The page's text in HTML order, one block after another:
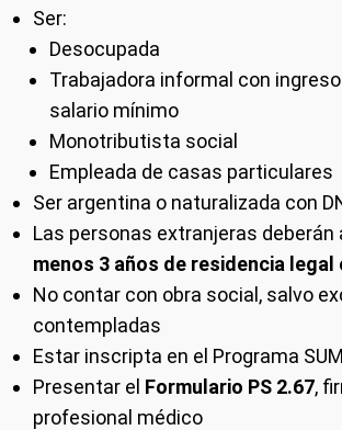
Ser:
Desocupada
Trabajadora informal con
salario mínimo
Monotributista social
Empleada de casas particulares
Ser argentina o naturalizada con
Las personas extranjeras deberán
menos 3 años de residencia legal
No contar con obra social, salvo
contempladas
Estar inscripta en el Programa
Presentar el Formulario PS 2.67,
profesional médico